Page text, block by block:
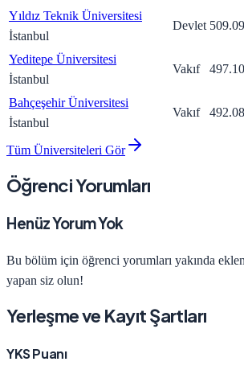
Yıldız Teknik Üniversitesi
İstanbul
Devlet 509.09
Yeditepe Üniversitesi
İstanbul
Vakıf 497.10
Bahçeşehir Üniversitesi
İstanbul
Vakıf 492.08
Tüm Üniversiteleri Gör
Öğrenci Yorumları
Henüz Yorum Yok
Bu bölüm için öğrenci yorumları yakında
yapan siz olun!
Yerleşme ve Kayıt Şartları
YKS Puanı